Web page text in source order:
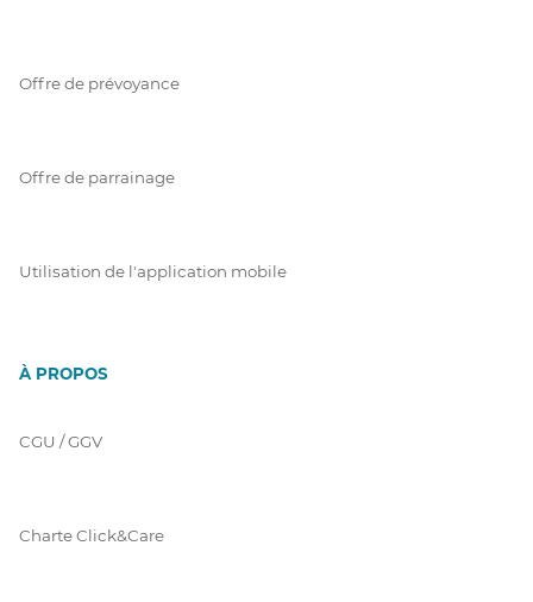
Offre de prévoyance
Offre de parrainage
Utilisation de l'application mobile
À PROPOS
CGU / GGV
Charte Click&Care